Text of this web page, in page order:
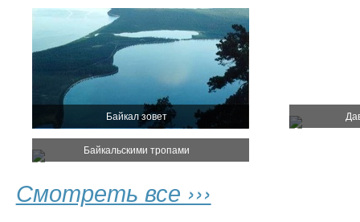
Байкал зовет
Байкальскими тропами
Смотреть все ›››